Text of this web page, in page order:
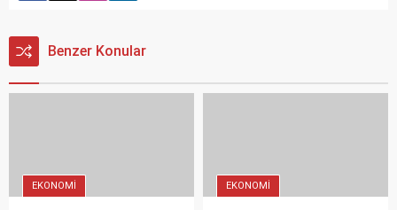
Benzer Konular
EKONOMI EKONOMI